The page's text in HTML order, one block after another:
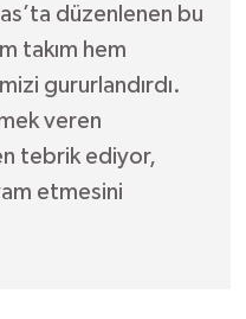
düzenlenen bu
takım hem
gururlandırdı.
veren
tebrik ediyor,
etmesini